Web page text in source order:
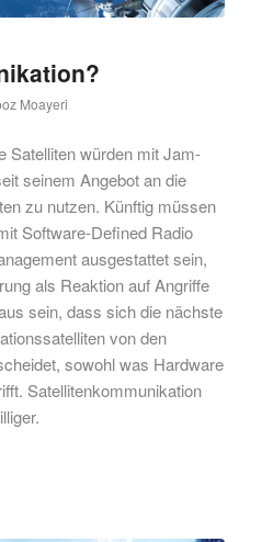
Moayeri
Satelliten würden mit Jam-
seinem Angebot an die
zu nutzen. Künftig müssen
Software-Defined Radio
ausgestattet sein,
als Reaktion auf Angriffe
sein, dass sich die nächste
von den
sowohl was Hardware
Satellitenkommunikation